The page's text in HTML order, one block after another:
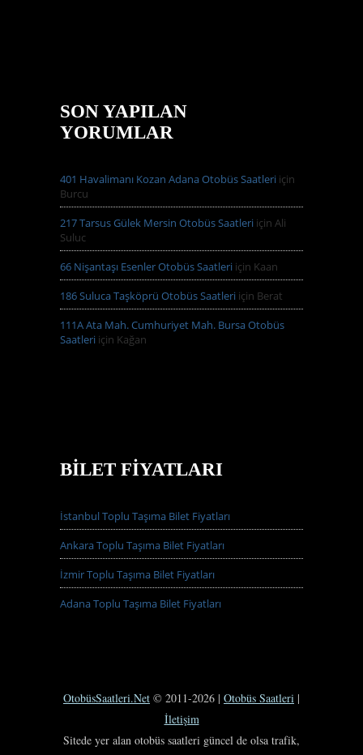
SON YAPILAN
YORUMLAR
401 Havalimanı Kozan Adana Otobüs Saatleri için
Burcu
217 Tarsus Gülek Mersin Otobüs Saatleri için Ali
Suluc
66 Nişantaşı Esenler Otobüs Saatleri için Kaan
186 Suluca Taşköprü Otobüs Saatleri için Berat
111A Ata Mah. Cumhuriyet Mah. Bursa Otobüs
Saatleri için Kağan
BILET FIYATLARI
İstanbul Toplu Taşıma Bilet Fiyatları
Ankara Toplu Taşıma Bilet Fiyatları
İzmir Toplu Taşıma Bilet Fiyatları
Adana Toplu Taşıma Bilet Fiyatları
OtobüsSaatleri.Net © 2011-2026 | Otobüs Saatleri |
İletişim
Sitede yer alan otobüs saatleri güncel de olsa trafik,